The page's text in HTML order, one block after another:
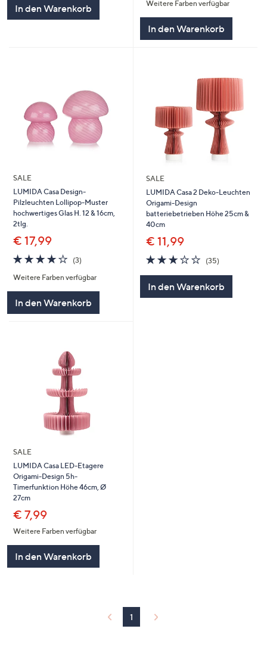
In den Warenkorb
5
Weitere Farben verfügbar
In den Warenkorb
SALE
LUMIDA Casa Design-
Pilzleuchten Lollipop-Muster
hochwertiges Glas H. 12 & 16cm,
2tlg.
€ 17,99
4.0
von
5
(3)3
Weitere Farben verfügbar
In den Warenkorb
SALE
LUMIDA Casa 2 Deko-Leuchten
Origami-Design
batteriebetrieben Höhe 25cm &
40cm
€ 11,99
3.0
von
(35)35
In den Warenkorb
SALE
LUMIDA Casa LED-Etagere
Origami-Design 5h-
Timerfunktion Höhe 46cm, Ø
27cm
€ 7,99
Weitere Farben verfügbar
In den Warenkorb
1